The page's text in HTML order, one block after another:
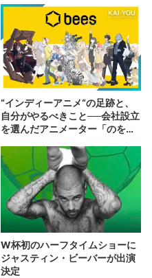
“インディーアニメ“の足跡と、
自分がやるべきこと──会社設立
を選んだアニメーター「のを
W杯初のハーフタイムショーに
ジャスティン・ビーバーが出演
決定